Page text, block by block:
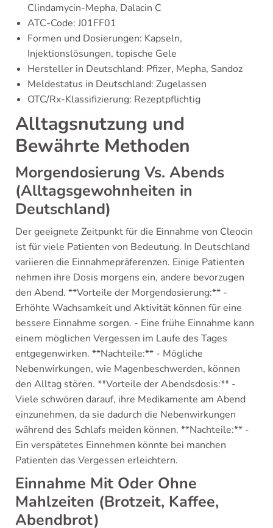
Clindamycin-Mepha, Dalacin C
ATC-Code: J01FF01
Formen und Dosierungen: Kapseln,
Injektionslösungen, topische Gele
Hersteller in Deutschland: Pfizer, Mepha, Sandoz
Meldestatus in Deutschland: Zugelassen
OTC/Rx-Klassifizierung: Rezeptpflichtig
Alltagsnutzung und
Bewährte Methoden
Morgendosierung Vs. Abends
(Alltagsgewohnheiten in
Deutschland)
Der geeignete Zeitpunkt für die Einnahme von Cleocin
ist für viele Patienten von Bedeutung. In Deutschland
variieren die Einnahmepräferenzen. Einige Patienten
nehmen ihre Dosis morgens ein, andere bevorzugen
den Abend. **Vorteile der Morgendosierung:** -
Erhöhte Wachsamkeit und Aktivität können für eine
bessere Einnahme sorgen. - Eine frühe Einnahme kann
einem möglichen Vergessen im Laufe des Tages
entgegenwirken. **Nachteile:** - Mögliche
Nebenwirkungen, wie Magenbeschwerden, können
den Alltag stören. **Vorteile der Abendsdosis:** -
Viele schwören darauf, ihre Medikamente am Abend
einzunehmen, da sie dadurch die Nebenwirkungen
während des Schlafs meiden können. **Nachteile:** -
Ein verspätetes Einnehmen könnte bei manchen
Patienten das Vergessen erleichtern.
Einnahme Mit Oder Ohne
Mahlzeiten (Brotzeit, Kaffee,
Abendbrot)